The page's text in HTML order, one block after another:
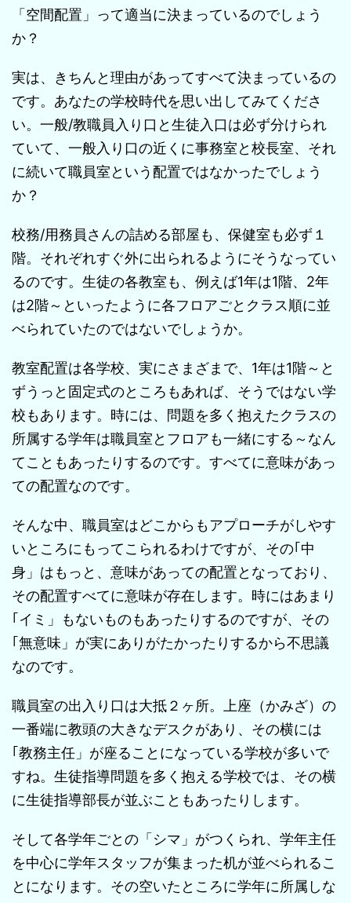
「空間配置」って適当に決まっているのでしょう
か？
実は、きちんと理由があってすべて決まっているの
です。あなたの学校時代を思い出してみてくださ
い。一般/教職員入り口と生徒入口は必ず分けられ
ていて、一般入り口の近くに事務室と校長室、それ
に続いて職員室という配置ではなかったでしょう
か？
校務/用務員さんの詰める部屋も、保健室も必ず１
階。それぞれすぐ外に出られるようにそうなってい
るのです。生徒の各教室も、例えば1年は1階、2年
は2階～といったように各フロアごとクラス順に並
べられていたのではないでしょうか。
教室配置は各学校、実にさまざまで、1年は1階～と
ずうっと固定式のところもあれば、そうではない学
校もあります。時には、問題を多く抱えたクラスの
所属する学年は職員室とフロアも一緒にする～なん
てこともあったりするのです。すべてに意味があっ
ての配置なのです。
そんな中、職員室はどこからもアプローチがしやす
いところにもってこられるわけですが、その｢中
身」はもっと、意味があっての配置となっており、
その配置すべてに意味が存在します。時にはあまり
｢イミ」もないものもあったりするのですが、その
｢無意味」が実にありがたかったりするから不思議
なのです。
職員室の出入り口は大抵２ヶ所。上座（かみざ）の
一番端に教頭の大きなデスクがあり、その横には
｢教務主任」が座ることになっている学校が多いで
すね。生徒指導問題を多く抱える学校では、その横
に生徒指導部長が並ぶこともあったりします。
そして各学年ごとの「シマ」がつくられ、学年主任
を中心に学年スタッフが集まった机が並べられるこ
とになります。その空いたところに学年に所属しな